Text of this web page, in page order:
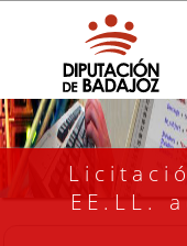
EE.LL.